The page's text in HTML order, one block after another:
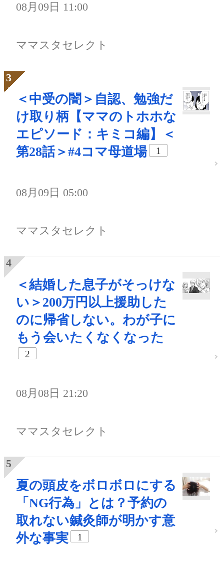
08月09日 11:00
ママスタセレクト
＜中受の闇＞自認、勉強だ
け取り柄【ママのトホホな
エピソード：キミコ編】＜
第28話＞#4コマ母道場
1
08月09日 05:00
ママスタセレクト
＜結婚した息子がそっけな
い＞200万円以上援助した
のに帰省しない。わが子に
もう会いたくなくなった
2
08月08日 21:20
ママスタセレクト
夏の頭皮をボロボロにする
「NG行為」とは？予約の
取れない鍼灸師が明かす意
外な事実
1